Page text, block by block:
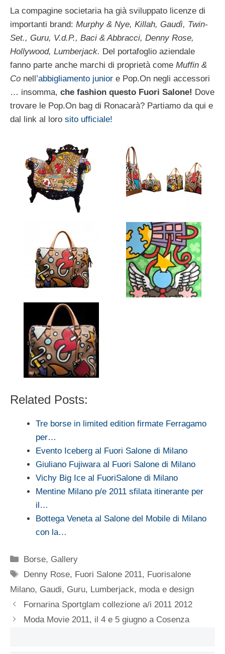
La compagine societaria ha già sviluppato licenze di
importanti brand: Murphy & Nye, Killah, Gaudì, Twin-
Set., Guru, V.d.P., Baci & Abbracci, Denny Rose,
Hollywood, Lumberjack. Del portafoglio aziendale
fanno parte anche marchi di proprietà come Muffin &
Co nell’abbigliamento junior e Pop.On negli accessori
… insomma, che fashion questo Fuori Salone! Dove
trovare le Pop.On bag di Ronacarà? Partiamo da qui e
dal link al loro sito ufficiale!
Related Posts:
Tre borse in limited edition firmate Ferragamo
per…
Evento Iceberg al Fuori Salone di Milano
Giuliano Fujiwara al Fuori Salone di Milano
Vichy Big Ice al FuoriSalone di Milano
Mentine Milano p/e 2011 sfilata itinerante per
il…
Bottega Veneta al Salone del Mobile di Milano
con la…
Categorie
Borse, Gallery
Tag
Denny Rose, Fuori Salone 2011, Fuorisalone
Milano, Gaudi, Guru, Lumberjack, moda e design
Fornarina Sportglam collezione a/i 2011 2012
Moda Movie 2011, il 4 e 5 giugno a Cosenza